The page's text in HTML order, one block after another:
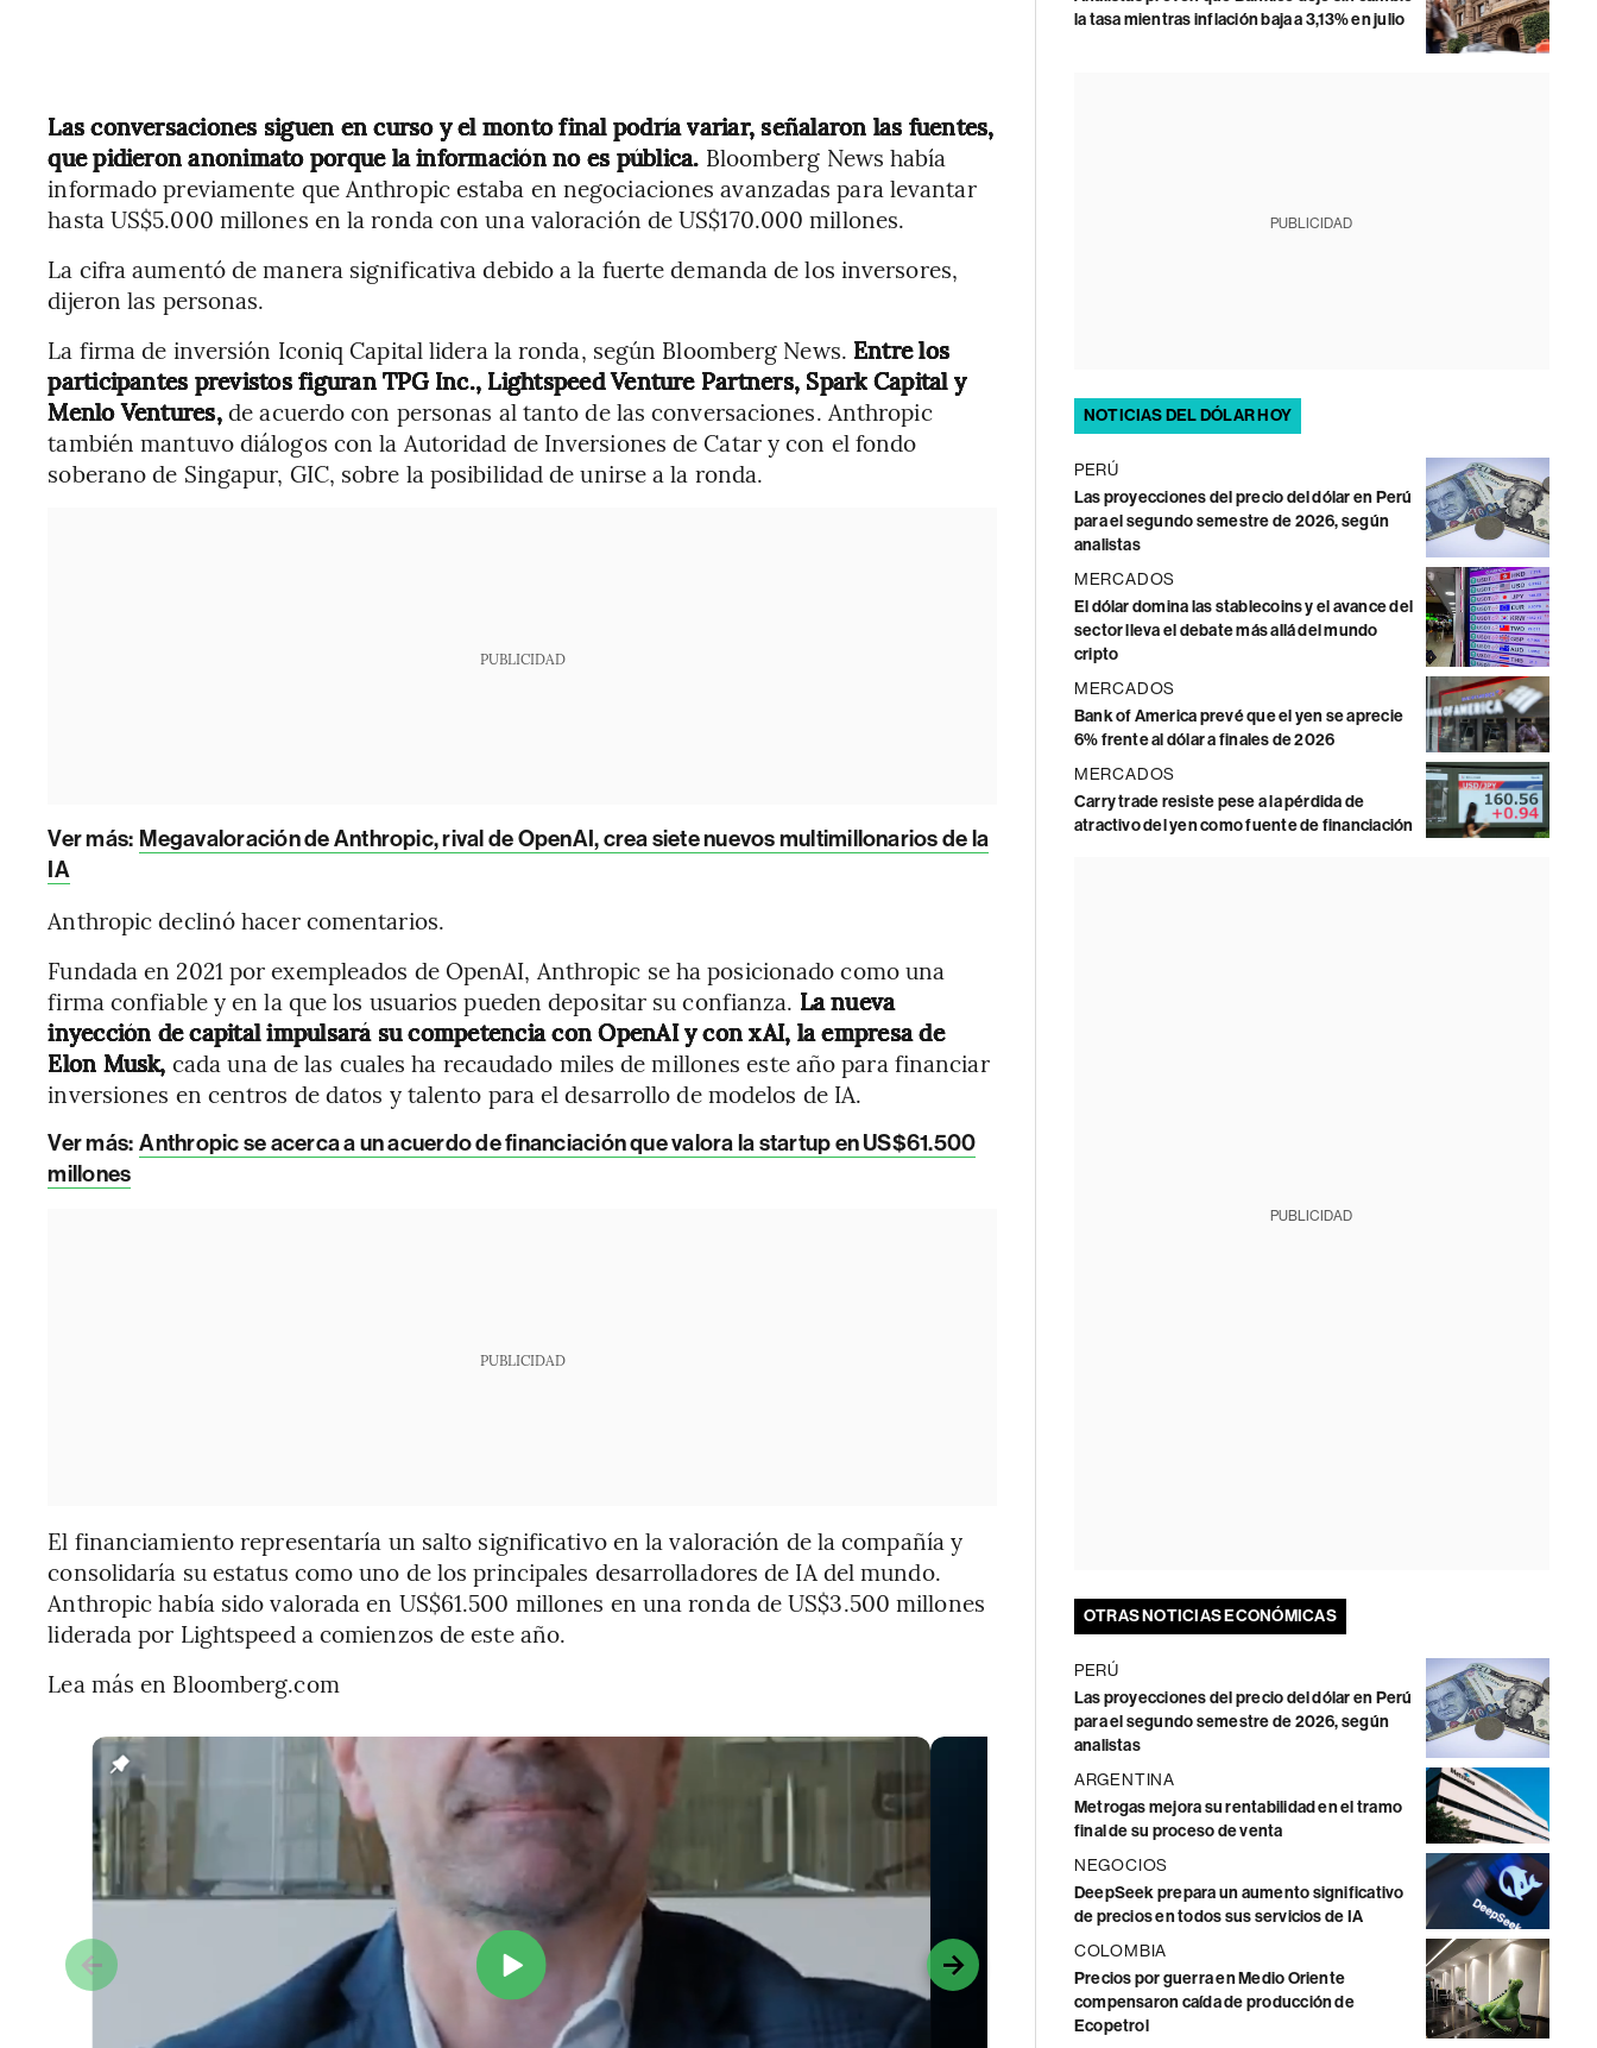
Las conversaciones siguen en curso y el monto final podría variar, señalaron las fuentes,
que pidieron anonimato porque la información no es pública. Bloomberg News había
informado previamente que Anthropic estaba en negociaciones avanzadas para levantar
hasta US$5.000 millones en la ronda con una valoración de US$170.000 millones.
La cifra aumentó de manera significativa debido a la fuerte demanda de los inversores,
dijeron las personas.
La firma de inversión Iconiq Capital lidera la ronda, según Bloomberg News. Entre los
participantes previstos figuran TPG Inc., Lightspeed Venture Partners, Spark Capital y
Menlo Ventures,de acuerdo con personas al tanto de las conversaciones. Anthropic
también mantuvo diálogos con la Autoridad de Inversiones de Catar y con el fondo
soberano de Singapur, GIC, sobre la posibilidad de unirse a la ronda.
PUBLICIDAD
Ver más: Megavaloración de Anthropic, rival de OpenAI, crea siete nuevos multimillonarios de la
IA
Anthropic declinó hacer comentarios.
Fundada en 2021 por exempleados de OpenAI, Anthropic se ha posicionado como una
firma confiable y en la que los usuarios pueden depositar su confianza. La nueva
inyección de capital impulsará su competencia con OpenAI y con xAI, la empresa de
Elon Musk, cada una de las cuales ha recaudado miles de millones este año para financiar
inversiones en centros de datos y talento para el desarrollo de modelos de IA.
Ver más: Anthropic se acerca a un acuerdo de financiación que valora la startup en US$61.500
millones
PUBLICIDAD
El financiamiento representaría un salto significativo en la valoración de la compañía y
consolidaría su estatus como uno de los principales desarrolladores de IA del mundo.
Anthropic había sido valorada en US$61.500 millones en una ronda de US$3.500 millones
liderada por Lightspeed a comienzos de este año.
Lea más en Bloomberg.com
la tasa mientras inflación baja a 3,13% en julio
PUBLICIDAD
NOTICIAS DEL DÓLAR HOY
PERÚ
Las proyecciones del precio del dólar en Perú
para el segundo semestre de 2026, según
analistas
MERCADOS
El dólar domina las stablecoins y el avance del
sector lleva el debate más allá del mundo
cripto
MERCADOS
Bank of America prevé que el yen se aprecie
6% frente al dólar a finales de 2026
MERCADOS
Carry trade resiste pese a la pérdida de
atractivo del yen como fuente de financiación
PUBLICIDAD
OTRAS NOTICIAS ECONÓMICAS
PERÚ
Las proyecciones del precio del dólar en Perú
para el segundo semestre de 2026, según
analistas
ARGENTINA
Metrogas mejora su rentabilidad en el tramo
final de su proceso de venta
NEGOCIOS
DeepSeek prepara un aumento significativo
de precios en todos sus servicios de IA
COLOMBIA
Precios por guerra en Medio Oriente
compensaron caída de producción de
Ecopetrol